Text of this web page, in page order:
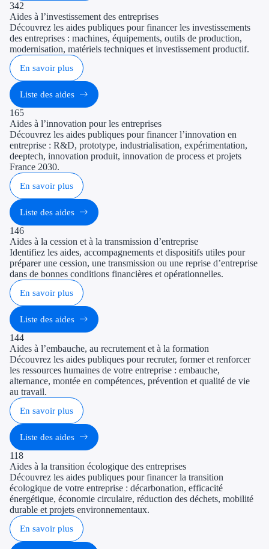
342
Aides à l’investissement des entreprises
Découvrez les aides publiques pour financer les investissements
des entreprises : machines, équipements, outils de production,
modernisation, matériels techniques et investissement productif.
En savoir plus
Liste des aides
165
Aides à l’innovation pour les entreprises
Découvrez les aides publiques pour financer l’innovation en
entreprise : R&D, prototype, industrialisation, expérimentation,
deeptech, innovation produit, innovation de process et projets
France 2030.
En savoir plus
Liste des aides
146
Aides à la cession et à la transmission d’entreprise
Identifiez les aides, accompagnements et dispositifs utiles pour
préparer une cession, une transmission ou une reprise d’entreprise
dans de bonnes conditions financières et opérationnelles.
En savoir plus
Liste des aides
144
Aides à l’embauche, au recrutement et à la formation
Découvrez les aides publiques pour recruter, former et renforcer
les ressources humaines de votre entreprise : embauche,
alternance, montée en compétences, prévention et qualité de vie
au travail.
En savoir plus
Liste des aides
118
Aides à la transition écologique des entreprises
Découvrez les aides publiques pour financer la transition
écologique de votre entreprise : décarbonation, efficacité
énergétique, économie circulaire, réduction des déchets, mobilité
durable et projets environnementaux.
En savoir plus